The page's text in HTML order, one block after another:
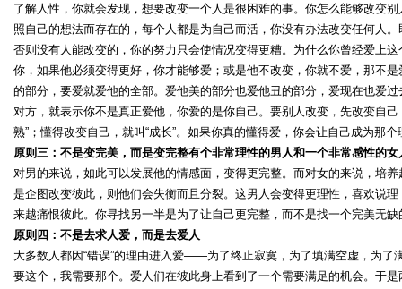
了解人性，你就会发现，想要改变一个人是很困难的事。你怎么能够改变
照自己的想法而存在的，每个人都是为自己而活，你没有办法改变任何人
否则没有人能改变的，你的努力只会使情况变得更糟。为什么你曾经爱上
你，如果他必须变得更好，你才能够爱；或是他不改变，你就不爱，那不
的部分，要爱就爱他的全部。爱他美的部分也爱他丑的部分，爱现在也爱
对方，就表示你不是真正爱他，你爱的是你自己。要别人改变，先改变自
熟”；懂得改变自己，就叫“成长”。如果你真的懂得爱，你会让自己成为那
原则三：不是变完美，而是变完整有个非常理性的男人和一个非常感性的女
对男的来说，如此可以发展他的情感面，变得更完整。而对女的来说，培
是企图改变彼此，则他们会失衡而且分裂。这男人会变得更理性，喜欢说
来越痛恨彼此。你寻找另一半是为了让自己更完整，而不是找一个完美无
原则四：不是去求人爱，而是去爱人
大多数人都因“错误”的理由进入爱——为了终止寂寞，为了填满空虚，为
要这个，我需要那个。爱人们在彼此身上看到了一个需要满足的机会。于